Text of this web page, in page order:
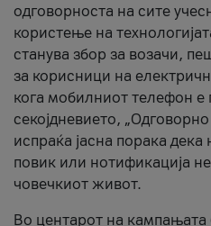
одговорноста на сите
користење на
станува збор за возачи,
за корисници на
кога мобилниот телефон е
секојдневието, „Одговорно
испраќа јасна порака
повик или нотификација
човечкиот живот.
Во центарот на